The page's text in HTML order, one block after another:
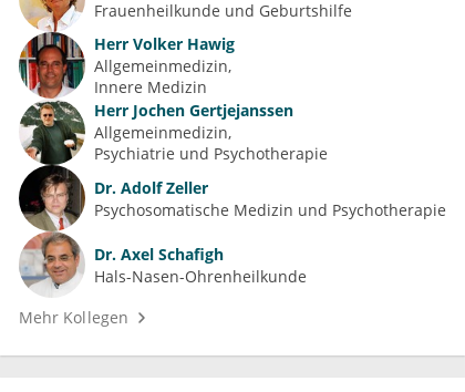
Frauenheilkunde und Geburtshilfe
Herr Volker Hawig
Allgemeinmedizin
Innere Medizin
Herr Jochen Gertjejanssen
Allgemeinmedizin
Psychiatrie und Psychotherapie
Dr. Adolf Zeller
Psychosomatische Medizin und Psychotherapie
Dr. Axel Schafigh
Hals-Nasen-Ohrenheilkunde
Mehr Kollegen